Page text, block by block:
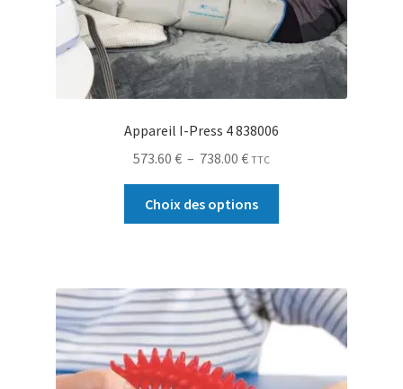
Appareil I-Press 4 838006
573.60 € – 738.00 € TTC
Choix des options